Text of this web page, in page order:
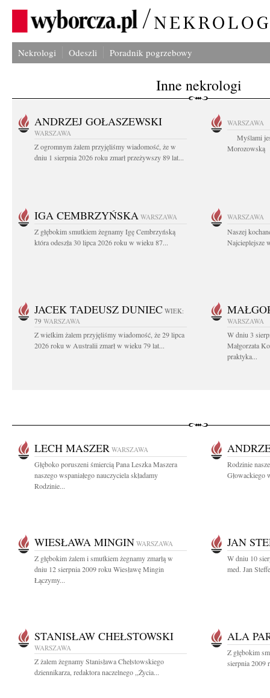
Nekrologi Odeszli Poradnik pogrzebowy
Inne nekrologi
ANDRZEJ GOŁASZEWSKI
WARSZAWA
Z ogromnym żalem przyjęliśmy wiadomość, że w
dniu 1 sierpnia 2026 roku zmarł przeżywszy 89 lat...
WARSZAWA
Myślami
Morozowską
IGA CEMBRZYŃSKA WARSZAWA
Z głębokim smutkiem żegnamy Igę Cembrzyńską
która odeszła 30 lipca 2026 roku w wieku 87...
WARSZAWA
Naszej
Najcieplejsze
JACEK TADEUSZ DUNIEC WIEK:
79 WARSZAWA
Z wielkim żalem przyjęliśmy wiadomość, że 29 lipca
2026 roku w Australii zmarł w wieku 79 lat...
WARSZAWA
W dniu 3
Małgorzata
praktyka...
LECH MASZER WARSZAWA
Głęboko poruszeni śmiercią Pana Leszka Maszera
naszego wspaniałego nauczyciela składamy
Rodzinie...
Rodzinie
Głowackiego
WIESŁAWA MINGIN WARSZAWA
Z głębokim żalem i smutkiem żegnamy zmarłą w
dniu 12 sierpnia 2009 roku Wiesławę Mingin
Łączymy...
JAN
W dniu 10
med. Jan
STANISŁAW CHEŁSTOWSKI
WARSZAWA
Z żalem żegnamy Stanisława Chełstowskiego
dziennikarza, redaktora naczelnego ,,Życia...
ALA
Z głębokim
sierpnia 2009